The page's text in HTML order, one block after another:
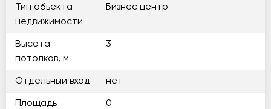
Тип объекта
недвижимости
Бизнес центр
Высота
потолков, м
3
Отдельный вход нет
Площадь
0